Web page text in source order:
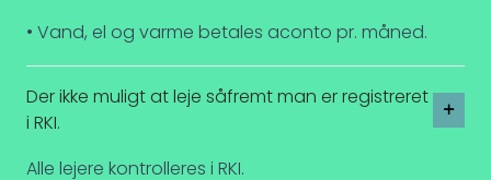
• Vand, el og varme betales aconto pr. måned.
Der ikke muligt at leje såfremt man er registreret
i RKI.
Alle lejere kontrolleres i RKI.